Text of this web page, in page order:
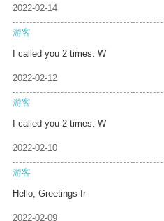
2022-02-14
游客
I called you 2 times. W
2022-02-12
游客
I called you 2 times. W
2022-02-10
游客
Hello, Greetings fr
2022-02-09